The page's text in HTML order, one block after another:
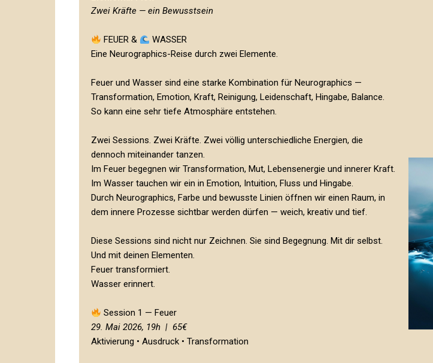
Zwei Kräfte — ein Bewusstsein
FEUER &
WASSER
Eine Neurographics-Reise durch zwei Elemente.
Feuer und Wasser sind eine starke Kombination für Neurographics —
Transformation, Emotion, Kraft, Reinigung, Leidenschaft, Hingabe, Balance.
So kann eine sehr tiefe Atmosphäre entstehen.
Zwei Sessions. Zwei Kräfte. Zwei völlig unterschiedliche Energien, die
dennoch miteinander tanzen.
Im Feuer begegnen wir Transformation, Mut, Lebensenergie und innerer Kraft.
Im Wasser tauchen wir ein in Emotion, Intuition, Fluss und Hingabe.
Durch Neurographics, Farbe und bewusste Linien öffnen wir einen Raum, in
dem innere Prozesse sichtbar werden dürfen — weich, kreativ und tief.
Diese Sessions sind nicht nur Zeichnen. Sie sind Begegnung. Mit dir selbst.
Und mit deinen Elementen.
Feuer transformiert.
Wasser erinnert.
Session 1 — Feuer
29. Mai 2026, 19h | 65€
Aktivierung • Ausdruck • Transformation